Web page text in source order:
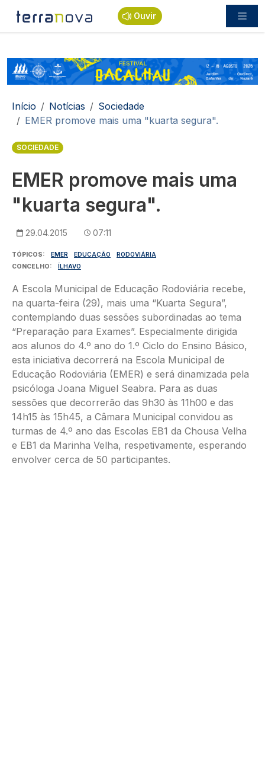
Passar para o conteúdo principal
Ouvir
Navegação estrutural
Início Notícias
Sociedade
EMER promove mais uma "kuarta segura".
SOCIEDADE
EMER promove mais uma
"kuarta segura".
29.04.2015 07:11
TÓPICOS EMER EDUCAÇÃO
RODOVIÁRIA
CONCELHO
ÍLHAVO
A Escola Municipal de Educação Rodoviária recebe,
na quarta-feira (29), mais uma “Kuarta Segura”,
contemplando duas sessões subordinadas ao tema
“Preparação para Exames”. Especialmente dirigida
aos alunos do 4.º ano do 1.º Ciclo do Ensino Básico,
esta iniciativa decorrerá na Escola Municipal de
Educação Rodoviária (EMER) e será dinamizada pela
psicóloga Joana Miguel Seabra. Para as duas
sessões que decorrerão das 9h30 às 11h00 e das
14h15 às 15h45, a Câmara Municipal convidou as
turmas de 4.º ano das Escolas EB1 da Chousa Velha
e EB1 da Marinha Velha, respetivamente, esperando
envolver cerca de 50 participantes.